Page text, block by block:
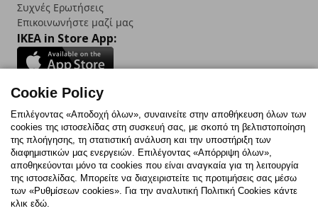
Συχνές Ερωτήσεις
Επικοινωνήστε μαζί μας
IKEA in Store App:
Follow us:
FacebookInstagram
TikTokYoutubePinterestTwitter
Cookie Policy
Επιλέγοντας «Αποδοχή όλων», συναινείτε στην αποθήκευση όλων των
cookies της ιστοσελίδας στη συσκευή σας, με σκοπό τη βελτιστοποίηση
της πλοήγησης, τη στατιστική ανάλυση και την υποστήριξη των
διαφημιστικών μας ενεργειών. Επιλέγοντας «Απόρριψη όλων»,
αποθηκεύονται μόνο τα cookies που είναι αναγκαία για τη λειτουργία
της ιστοσελίδας. Μπορείτε να διαχειριστείτε τις προτιμήσεις σας μέσω
των «Ρυθμίσεων cookies». Για την αναλυτική Πολιτική Cookies κάντε
κλικ εδώ.